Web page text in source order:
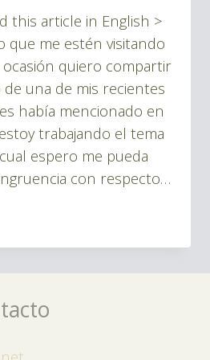
this article in English >
que me estén visitando
ocasión quiero compartir
una de mis recientes
había mencionado en
trabajando el tema
espero me pueda
con respecto…